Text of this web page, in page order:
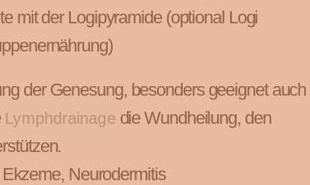
mit der Logipyramide (optional Logi
der Genesung, besonders geeignet auch
Lymphdrainage die Wundheilung, den
Neurodermitis